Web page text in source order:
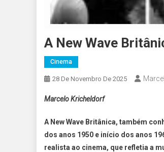
A New Wave
Cinema
28 De Novembro De 2025
Marcelo Kricheldorf
A New Wave Britânica, também
dos anos 1950 e início dos anos
realista ao cinema, que refletia a